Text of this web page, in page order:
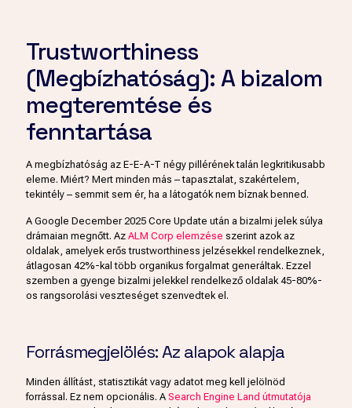
Trustworthiness
(Megbízhatóság): A bizalom
megteremtése és
fenntartása
A megbízhatóság az E-E-A-T négy pillérének talán legkritikusabb
eleme. Miért? Mert minden más – tapasztalat, szakértelem,
tekintély – semmit sem ér, ha a látogatók nem bíznak benned.
A Google December 2025 Core Update után a bizalmi jelek súlya
drámaian megnőtt. Az ALM Corp elemzése szerint azok az
oldalak, amelyek erős trustworthiness jelzésekkel rendelkeznek,
átlagosan 42%-kal több organikus forgalmat generáltak. Ezzel
szemben a gyenge bizalmi jelekkel rendelkező oldalak 45-80%-
os rangsorolási veszteséget szenvedtek el.
Forrásmegjelölés: Az alapok alapja
Minden állítást, statisztikát vagy adatot meg kell jelölnöd
forrással. Ez nem opcionális. A Search Engine Land útmutatója